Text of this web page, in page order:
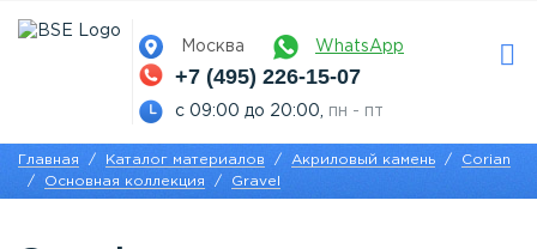
Москва WhatsApp
+7 (495) 226-15-07
с 09:00 до 20:00, пн - пт
Главная Каталог материалов Акриловый камень
Corian
Основная коллекция
Gravel